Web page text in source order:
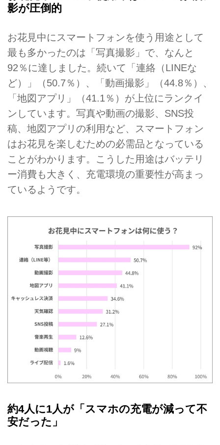
影が圧倒的
お花見中にスマートフォンを使う用途として
最も多かったのは「写真撮影」で、なんと
92％に達しました。続いて「連絡（LINEな
ど）」（50.7％）、「動画撮影」（44.8％）、
「地図アプリ」（41.1％）が上位にランクイ
ンしています。写真や動画の撮影、SNS投
稿、地図アプリの利用など、スマートフォン
はお花見を楽しむための必需品となっている
ことがわかります。こうした用途はバッテリ
ー消費も大きく、充電環境の重要性が高まっ
ているようです。
約4人に1人が「スマホの充電が減って不
安だった」